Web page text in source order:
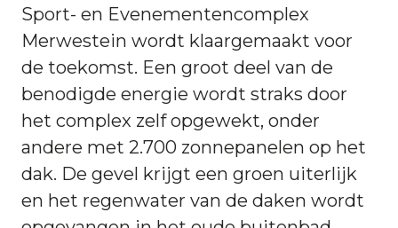
Sport- en Evenementencomplex
Merwestein wordt klaargemaakt voor
de toekomst. Een groot deel van de
benodigde energie wordt straks door
het complex zelf opgewekt, onder
andere met 2.700 zonnepanelen op het
dak. De gevel krijgt een groen uiterlijk
en het regenwater van de daken wordt